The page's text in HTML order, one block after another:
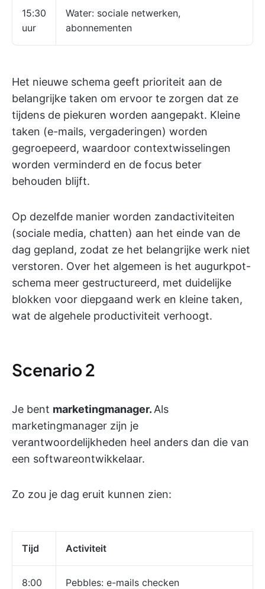
15:30
uur
Water: sociale netwerken,
abonnementen
Het nieuwe schema geeft prioriteit aan de
belangrijke taken om ervoor te zorgen dat ze
tijdens de piekuren worden aangepakt. Kleine
taken (e-mails, vergaderingen) worden
gegroepeerd, waardoor contextwisselingen
worden verminderd en de focus beter
behouden blijft.
Op dezelfde manier worden zandactiviteiten
(sociale media, chatten) aan het einde van de
dag gepland, zodat ze het belangrijke werk niet
verstoren. Over het algemeen is het augurkpot-
schema meer gestructureerd, met duidelijke
blokken voor diepgaand werk en kleine taken,
wat de algehele productiviteit verhoogt.
Scenario 2
Je bent marketingmanager. Als
marketingmanager zijn je
verantwoordelijkheden heel anders dan die van
een softwareontwikkelaar.
Zo zou je dag eruit kunnen zien:
Tijd Activiteit
8:00
Pebbles: e-mails checken